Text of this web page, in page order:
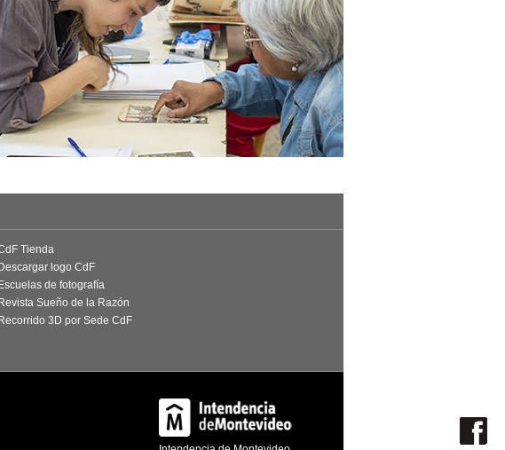
Tienda
Descargar logo CdF
Escuelas de fotografía
Revista Sueño de la Razón
Recorrido 3D por Sede CdF